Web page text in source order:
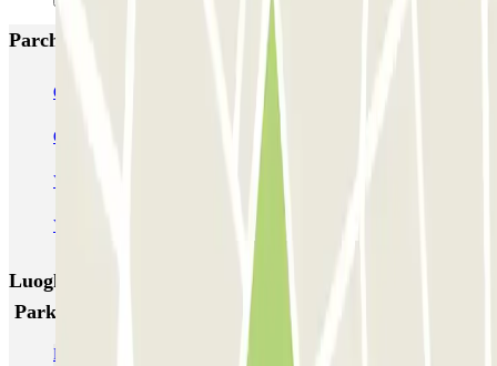
Parcheggi più popolari a Amsterdam
Q-Park Nieuwendijk Q-Park Europarking
Q-Park Oostpoort Q-Park Museumplein
VALET - NEMO Science Museum VALET - Jodenbreestraat, 4
VALET - Stadsschouwburg Amsterdam
Luoghi ed eventi che potrebbero interessarti vicino a
Parkbee Hettenheuvelweg
Parcheggio Van Gogh Museum